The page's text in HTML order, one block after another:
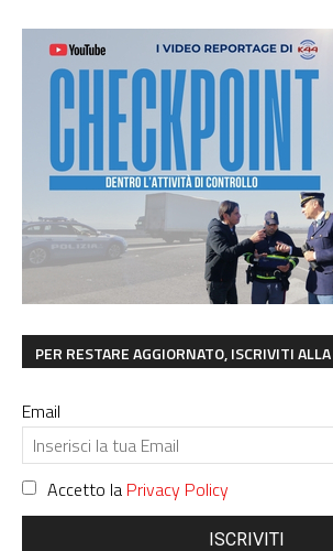
PER RESTARE AGGIORNATO, ISCRIVITI
Email
Accetto la Privacy Policy
ISCRIVITI